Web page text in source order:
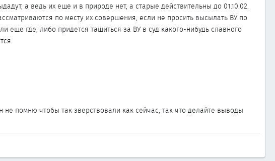
а ведь их еще и в природе нет, а старые действительны до 01.10.02.
по месту их совершения, если не просить высылать ВУ по
еще где, либо придется тащиться за ВУ в суд какого-нибудь славного
помню чтобы так зверствовали как сейчас, так что делайте выводы